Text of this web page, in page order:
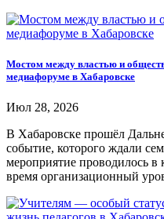
Мостом между властью и
медиафоруме в Хабаровске
Июл 28, 2026
В Хабаровске прошёл
событие, которого ждали
мероприятие проводилось в
время организационный